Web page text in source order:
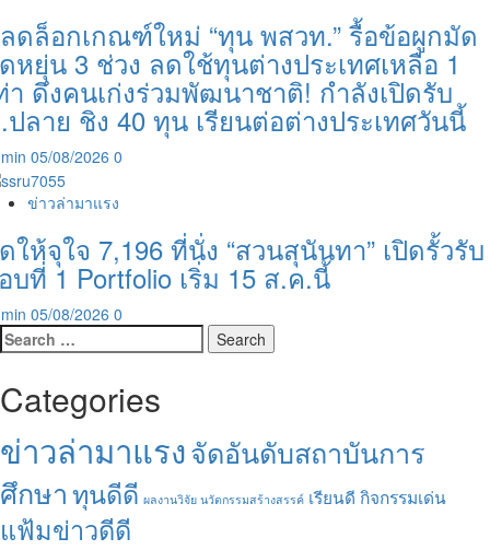
ดล็อกเกณฑ์ใหม่ “ทุน พสวท.” รื้อข้อผูกมัด
หยุ่น 3 ช่วง ลดใช้ทุนต่างประเทศเหลือ 1
า ดึงคนเก่งร่วมพัฒนาชาติ! กำลังเปิดรับ
ลาย ชิง 40 ทุน เรียนต่อต่างประเทศวันนี้
05/08/2026 0
ข่าวล่ามาแรง
ให้จุใจ 7,196 ที่นั่ง “สวนสุนันทา” เปิดรั้วรับ
บที่ 1 Portfolio เริ่ม 15 ส.ค.นี้
05/08/2026 0
Search
for:
Categories
ข่าวล่ามาแรงจัดอันดับสถาบันการ
ศึกษาทุนดีดี ผลงานวิจัย นวัตกรรมสร้างสรรค์ เรียนดี กิจกรรมเด่น
แฟ้มข่าวดีดี